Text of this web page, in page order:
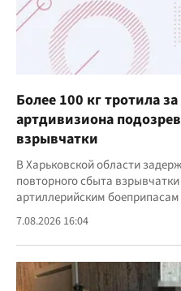
Более 100 кг тротила
артдивизиона
взрывчатки
В Харьковской области
повторного сбыта
артиллерийским боеприпасам
7.08.2026 16:04